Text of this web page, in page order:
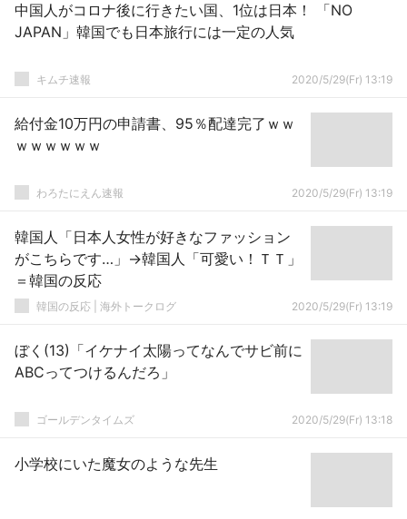
中国人がコロナ後に行きたい国、1位は日本！ 「NO
JAPAN」韓国でも日本旅行には一定の人気
キムチ速報 2020/5/29(Fr) 13:19
給付金10万円の申請書、95％配達完了ｗｗ
ｗｗｗｗｗｗ
わろたにえん速報 2020/5/29(Fr) 13:19
韓国人「日本人女性が好きなファッション
がこちらです…」→韓国人「可愛い！ＴＴ」
＝韓国の反応
韓国の反応 | 海外トークログ 2020/5/29(Fr) 13:19
ぼく(13)「イケナイ太陽ってなんでサビ前に
ABCってつけるんだろ」
ゴールデンタイムズ 2020/5/29(Fr) 13:18
小学校にいた魔女のような先生